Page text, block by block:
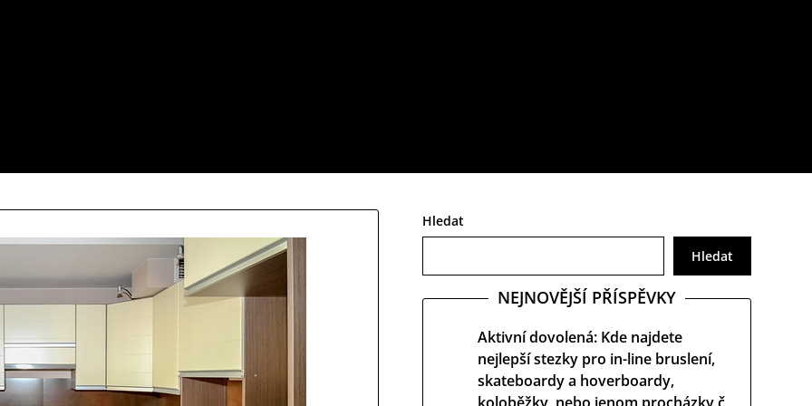
Hledat
Hledat
NEJNOVĚJŠÍ PŘÍSPĚVKY
Aktivní dovolená: Kde najdete
nejlepší stezky pro in-line bruslení,
skateboardy a hoverboardy,